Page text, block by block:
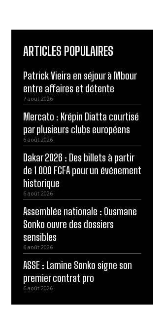
ARTICLES POPULAIRES
Patrick Vieira en séjour à Mbour
entre affaires et détente
7 août 2026
Mercato : Krépin Diatta courtisé
par plusieurs clubs européens
6 août 2026
Dakar 2026 : Des billets à partir
de 1 000 FCFA pour un événement
historique
6 août 2026
Assemblée nationale : Ousmane
Sonko ouvre des dossiers
sensibles
6 août 2026
ASSE : Lamine Sonko signe son
premier contrat pro
6 août 2026